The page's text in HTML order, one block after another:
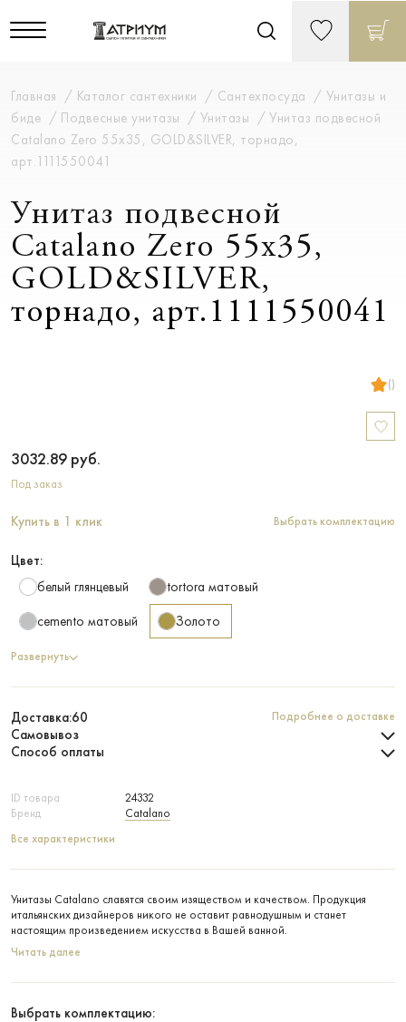
Главная Каталог сантехники Сантехпосуда
Унитазы и
биде
Подвесные унитазы Унитазы
Унитаз подвесной
Catalano Zero 55х35, GOLD&SILVER, торнадо,
арт.1111550041
Унитаз подвесной
Catalano Zero 55х35,
GOLD&SILVER,
торнадо, арт.1111550041
()
ID товара
24332
Бренд
Catalano
Все характеристики
Унитазы Catalano славятся своим изяществом и качеством. Продукция
итальянских дизайнеров никого не оставит равнодушным и станет
настоящим произведением искусства в Вашей ванной.
Читать далее
Выбрать комплектацию:
3032.89 руб.
Под заказ
Купить в 1 клик Выбрать комплектацию
Цвет:
белый глянцевый
tortora матовый
cemento матовый Золото
Развернуть
Доставка:60 Подробнее о доставке
Самовывоз
Способ оплаты